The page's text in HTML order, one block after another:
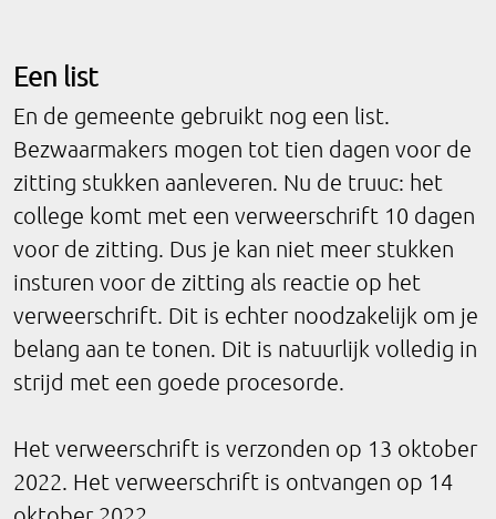
Een list
En de gemeente gebruikt nog een list.
Bezwaarmakers mogen tot tien dagen voor de
zitting stukken aanleveren. Nu de truuc: het
college komt met een verweerschrift 10 dagen
voor de zitting. Dus je kan niet meer stukken
insturen voor de zitting als reactie op het
verweerschrift. Dit is echter noodzakelijk om je
belang aan te tonen. Dit is natuurlijk volledig in
strijd met een goede procesorde.
Het verweerschrift is verzonden op 13 oktober
2022. Het verweerschrift is ontvangen op 14